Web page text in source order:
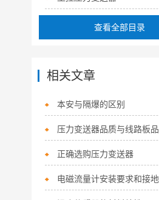
查看全部目录
相关文章
本安与隔爆的区别
正确选购压力变送器
电磁流量计安装要求和接地